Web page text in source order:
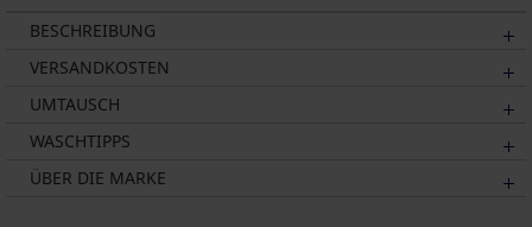
BESCHREIBUNG
VERSANDKOSTEN
UMTAUSCH
WASCHTIPPS
ÜBER DIE MARKE